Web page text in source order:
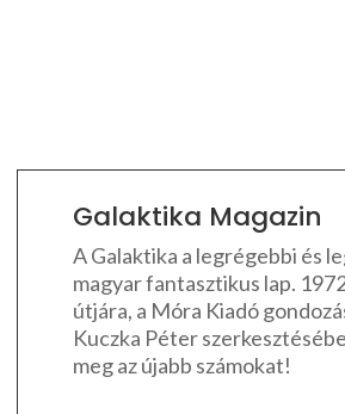
Galaktika Magazin
A Galaktika a legrégebbi és
magyar fantasztikus lap.
útjára, a Móra Kiadó
Kuczka Péter
meg az újabb számokat!